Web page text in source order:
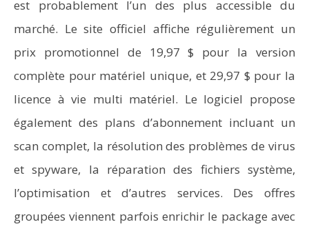
est probablement l’un des plus accessible du
marché. Le site officiel affiche régulièrement un
prix promotionnel de 19,97 $ pour la version
complète pour matériel unique, et 29,97 $ pour la
licence à vie multi matériel. Le logiciel propose
également des plans d’abonnement incluant un
scan complet, la résolution des problèmes de virus
et spyware, la réparation des fichiers système,
l’optimisation et d’autres services. Des offres
groupées viennent parfois enrichir le package avec